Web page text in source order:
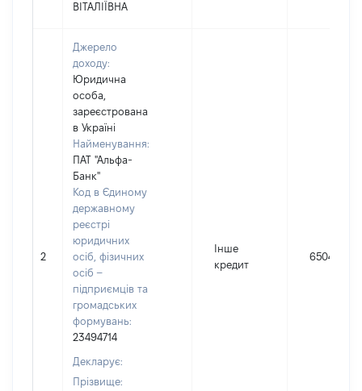
ВІТАЛІЇВНА
2
Джерело
доходу:
Юридична
особа,
зареєстрована
в Україні
Найменування:
ПАТ "Альфа-
Банк"
Код в Єдиному
державному
реєстрі
юридичних
осіб, фізичних
осіб –
підприємців та
громадських
формувань:
23494714
Декларує:
Прізвище:
Інше
кредит
65040